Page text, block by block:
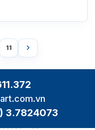
11
3.7824073